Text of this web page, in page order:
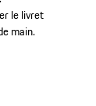
le livret
main.​